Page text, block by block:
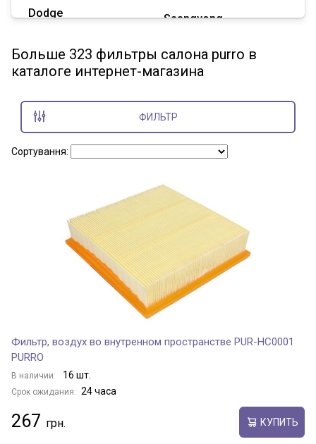
Dodge
Great Wall
Hummer
Ssangyong
Tesla
Показать все марки
Больше 323 фильтры салона purro в
каталоге интернет-магазина
ФИЛЬТР
Сортування:
Фильтр, воздух во внутренном пространстве PUR-HC0001
PURRO
В наличии: 16 шт.
Срок ожидания: 24 часа
267 КУПИТЬ